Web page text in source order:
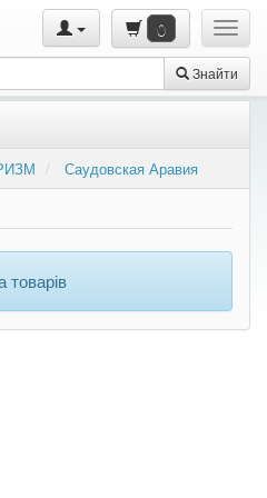
0
Знайти
Саудовская Аравия
товарів